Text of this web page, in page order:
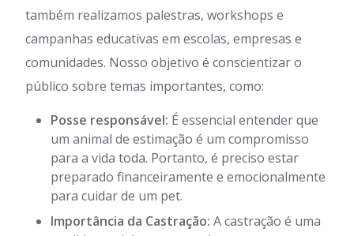
também realizamos palestras, workshops e
campanhas educativas em escolas, empresas e
comunidades. Nosso objetivo é conscientizar o
público sobre temas importantes, como:
Posse responsável: É essencial entender que
um animal de estimação é um compromisso
para a vida toda. Portanto, é preciso estar
preparado financeiramente e emocionalmente
para cuidar de um pet.
Importância da Castração: A castração é uma